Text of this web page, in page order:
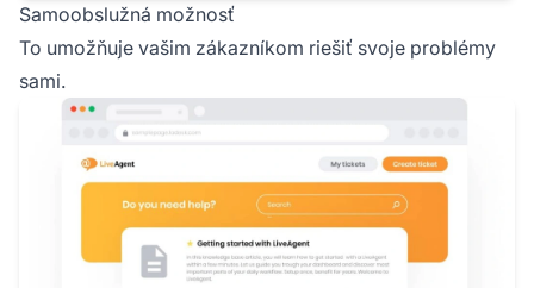
Samoobslužná možnosť
To umožňuje vašim zákazníkom riešiť svoje problémy
sami.